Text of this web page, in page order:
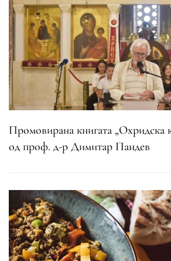
Промовирана книгата „Охридска
од проф. д-р Димитар Пандев